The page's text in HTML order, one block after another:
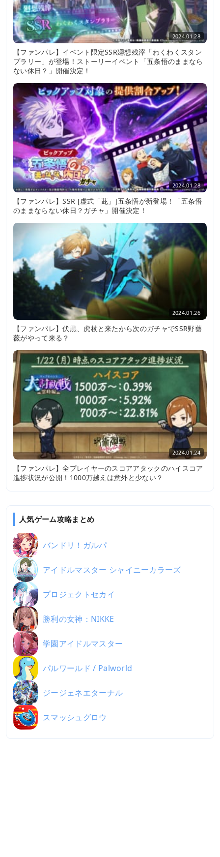
2024.01.28
【ファンパレ】イベント限定SSR廻想残滓「わくわくスタン
プラリー」が登場！ストーリーイベント「五条悟のままなら
ない休日？」開催決定！
2024.01.28
【ファンパレ】SSR [虚式「茈」]五条悟が新登場！「五条悟
のままならない休日？ガチャ」開催決定！
2024.01.26
【ファンパレ】伏黒、虎杖と来たから次のガチャでSSR野薔
薇がやって来る？
2024.01.24
【ファンパレ】全プレイヤーのスコアアタックのハイスコア
進捗状況が公開！1000万越えは意外と少ない？
人気ゲーム攻略まとめ
バンドリ！ガルパ
アイドルマスター シャイニーカラーズ
プロジェクトセカイ
勝利の女神：NIKKE
学園アイドルマスター
パルワールド / Palworld
ジージェネエターナル
スマッシュグロウ